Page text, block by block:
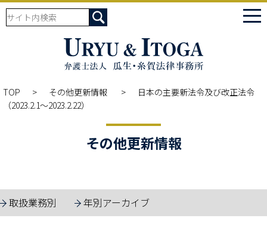
TOP その他更新情報
日本の主要新法令及び改正法令
（2023.2.1～2023.2.22）
その他更新情報
取扱業務別 年別アーカイブ